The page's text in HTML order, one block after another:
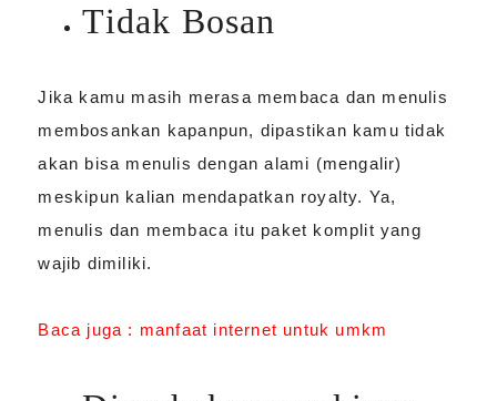
Tidak Bosan
Jika kamu masih merasa membaca dan menulis
membosankan kapanpun, dipastikan kamu tidak
akan bisa menulis dengan alami (mengalir)
meskipun kalian mendapatkan royalty. Ya,
menulis dan membaca itu paket komplit yang
wajib dimiliki.
Baca juga : manfaat internet untuk umkm